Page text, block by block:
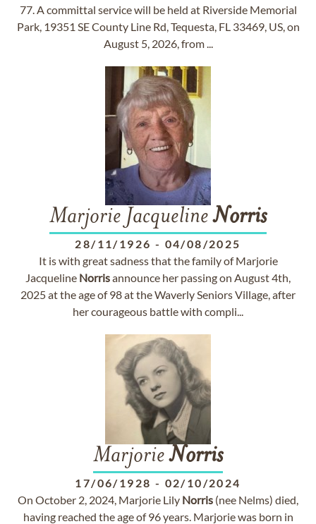
77. A committal service will be held at Riverside Memorial
Park, 19351 SE County Line Rd, Tequesta, FL 33469, US, on
August 5, 2026, from ...
Marjorie JacquelineNorris
28/11/1926 - 04/08/2025
It is with great sadness that the family of Marjorie
Jacqueline Norrisannounce her passing on August 4th,
2025 at the age of 98 at the Waverly Seniors Village, after
her courageous battle with compli...
MarjorieNorris
17/06/1928 - 02/10/2024
On October 2, 2024, Marjorie Lily Norris (nee Nelms) died,
having reached the age of 96 years. Marjorie was born in